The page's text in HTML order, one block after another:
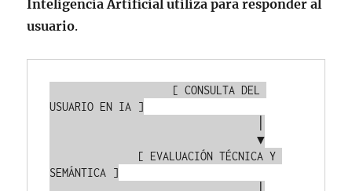
Inteligencia Artificial utiliza para responder al
usuario.
USUARIO EN IA ]
                                 ▼
SEMÁNTICA ]